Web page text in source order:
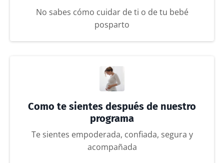
No sabes cómo cuidar de ti o de tu bebé
posparto
Como te sientes después de nuestro
programa
Te sientes empoderada, confiada, segura y
acompañada